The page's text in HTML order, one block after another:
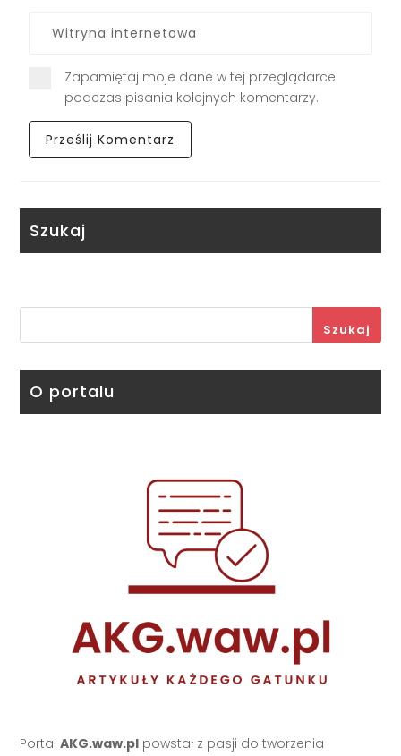
Zapamiętaj moje dane w tej przeglądarce
podczas pisania kolejnych komentarzy.
Szukaj
Szukaj
O portalu
PortalAKG.waw.pl powstał z pasji do tworzenia